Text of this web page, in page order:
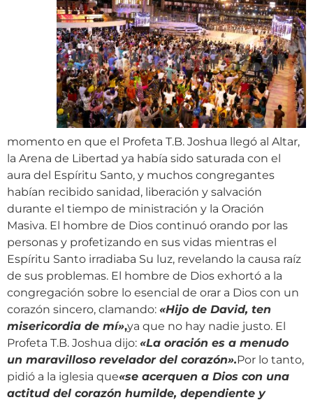
momento en que el Profeta T.B. Joshua llegó al Altar,
la Arena de Libertad ya había sido saturada con el
aura del Espíritu Santo, y muchos congregantes
habían recibido sanidad, liberación y salvación
durante el tiempo de ministración y la Oración
Masiva. El hombre de Dios continuó orando por las
personas y profetizando en sus vidas mientras el
Espíritu Santo irradiaba Su luz, revelando la causa raíz
de sus problemas. El hombre de Dios exhortó a la
congregación sobre lo esencial de orar a Dios con un
corazón sincero, clamando: «Hijo de David, ten
misericordia de mí»,ya que no hay nadie justo. El
Profeta T.B. Joshua dijo: «La oración es a menudo
un maravilloso revelador del corazón».Por lo tanto,
pidió a la iglesia que«se acerquen a Dios con una
actitud del corazón humilde, dependiente y